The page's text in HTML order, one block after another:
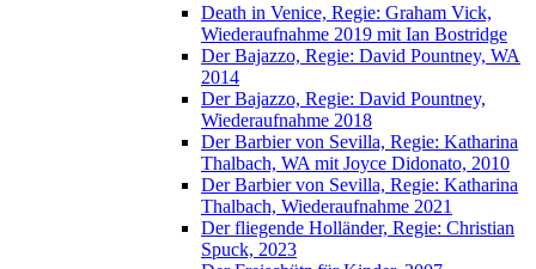
Death in Venice, Regie: Graham Vick,
Wiederaufnahme 2019 mit Ian Bostridge
Der Bajazzo, Regie: David Pountney, WA
2014
Der Bajazzo, Regie: David Pountney,
Wiederaufnahme 2018
Der Barbier von Sevilla, Regie: Katharina
Thalbach, WA mit Joyce Didonato, 2010
Der Barbier von Sevilla, Regie: Katharina
Thalbach, Wiederaufnahme 2021
Der fliegende Holländer, Regie: Christian
Spuck, 2023